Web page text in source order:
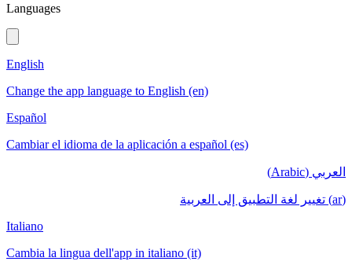
Languages
English
Change the app language to English (en)
Español
Cambiar el idioma de la aplicación a español (es)
العربي (Arabic)
(ar) تغيير لغة التطبيق إلى العربية
Italiano
Cambia la lingua dell'app in italiano (it)